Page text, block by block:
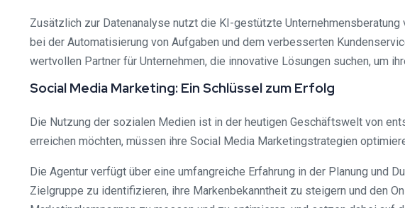
Zusätzlich zur Datenanalyse nutzt die KI-gestützte
bei der Automatisierung von Aufgaben und dem verbesserten
wertvollen Partner für Unternehmen, die innovative Lösungen suchen, um
Social Media Marketing: Ein Schlüssel zum Erfolg
Die Nutzung der sozialen Medien ist in der heutigen Geschäftswelt von
erreichen möchten, müssen ihre Social Media Marketingstrategien
Die Agentur verfügt über eine umfangreiche Erfahrung in der Planung und
Zielgruppe zu identifizieren, ihre Markenbekanntheit zu steigern und den